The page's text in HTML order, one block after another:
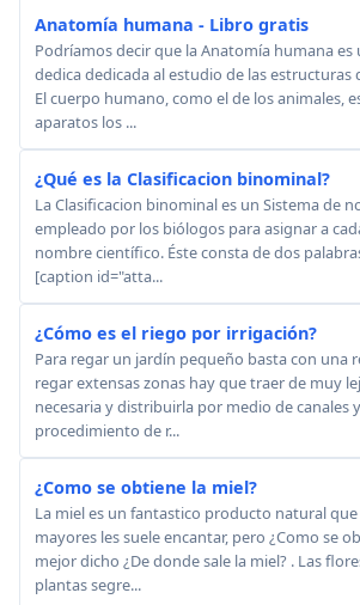
Anatomía humana - Libro gratis
Podríamos decir que la Anatomía humana es
dedica dedicada al estudio de las
El cuerpo humano, como el de los animales,
aparatos los ...
¿Qué es la Clasificacion binominal?
La Clasificacion binominal es un Sistema de
empleado por los biólogos para asignar a
nombre científico. Éste consta de dos
[caption id="atta...
¿Cómo es el riego por irrigación?
Para regar un jardín pequeño basta con una
regar extensas zonas hay que traer de muy
necesaria y distribuirla por medio de canales
procedimiento de r...
¿Como se obtiene la miel?
La miel es un fantastico producto natural
mayores les suele encantar, pero ¿Como se
mejor dicho ¿De donde sale la miel? . Las
plantas segre...